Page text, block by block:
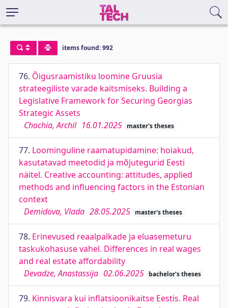
items found: 992
76. Õigusraamistiku loomine Gruusia
strateegiliste varade kaitsmiseks. Building a
Legislative Framework for Securing Georgias
Strategic Assets
Chochia, Archil 16.01.2025 master's theses
77. Loominguline raamatupidamine: hoiakud,
kasutatavad meetodid ja mõjutegurid Eesti
näitel. Creative accounting: attitudes, applied
methods and influencing factors in the Estonian
context
Demidova, Vlada 28.05.2025 master's theses
78. Erinevused reaalpalkade ja eluasemeturu
taskukohasuse vahel. Differences in real wages
and real estate affordability
Devadze, Anastassija 02.06.2025 bachelor's theses
79. Kinnisvara kui inflatsioonikaitse Eestis. Real